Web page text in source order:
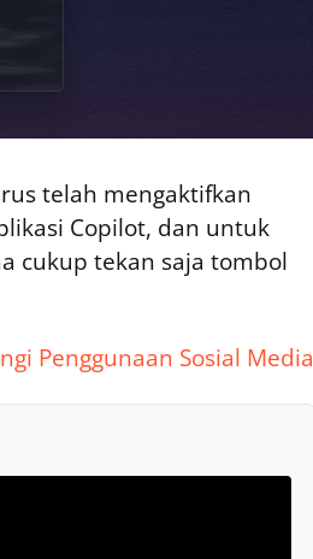
telah mengaktifkan
Copilot, dan untuk
cukup tekan saja tombol
Penggunaan Sosial Media